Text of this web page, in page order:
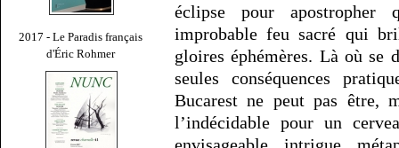
2017 - Le Paradis français
d'Éric Rohmer
éclipse pour apostropher
improbable feu sacré qui
gloires éphémères. Là où se
seules conséquences
Bucarest ne peut pas être,
l’indécidable pour un
envisageable intrigue